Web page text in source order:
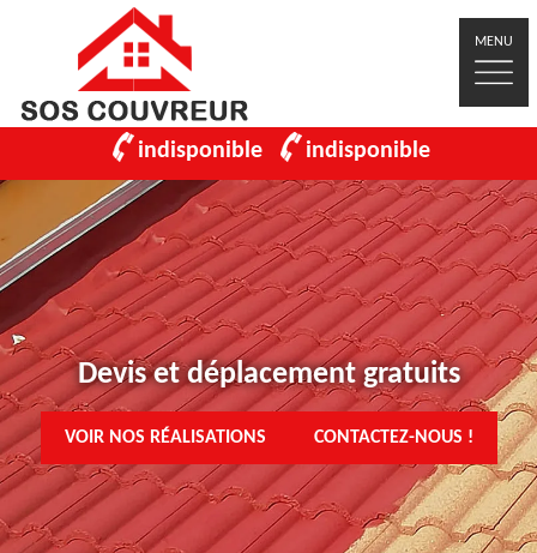
MENU
indisponible indisponible
Devis et déplacement gratuits
VOIR NOS RÉALISATIONS CONTACTEZ-NOUS !